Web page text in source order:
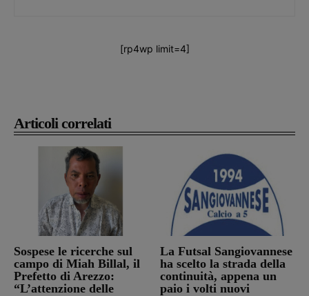
Articoli correlati
Sospese le ricerche sul
campo di Miah Billal, il
Prefetto di Arezzo:
“L’attenzione delle
La Futsal Sangiovannese
ha scelto la strada della
continuità, appena un
paio i volti nuovi
[rp4wp limit=4]